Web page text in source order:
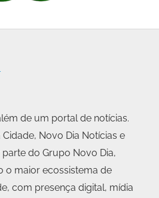
de um portal de notícias.
Novo Dia Notícias e
parte do Grupo Novo Dia,
o maior ecossistema de
com presença digital, mídia